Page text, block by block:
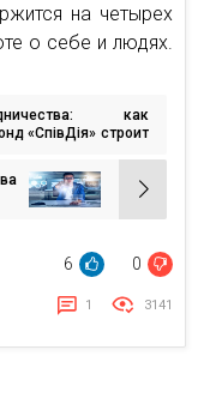
на четырех
о себе и людях.
как
«СпівДія» строит
6 0
1 3141